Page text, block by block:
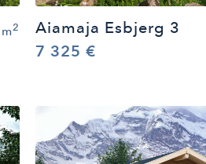
2
Aiamaja Esbjerg 3
7 325 €